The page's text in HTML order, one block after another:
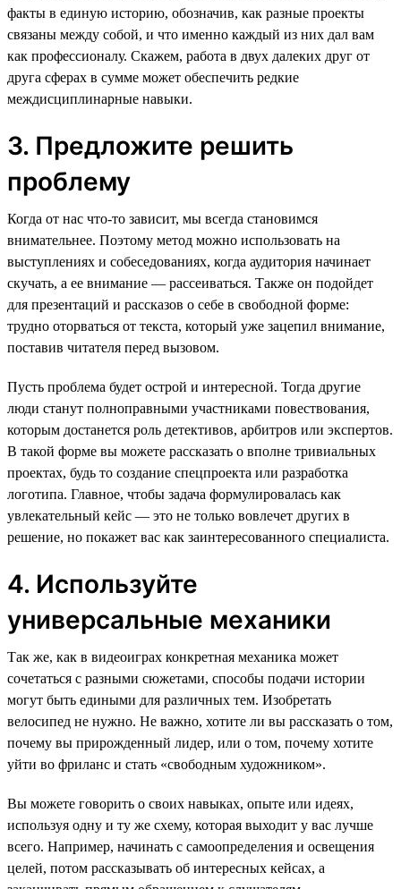
факты в единую историю, обозначив, как разные проекты
связаны между собой, и что именно каждый из них дал вам
как профессионалу. Скажем, работа в двух далеких друг от
друга сферах в сумме может обеспечить редкие
междисциплинарные навыки.
3. Предложите решить
проблему
Когда от нас что-то зависит, мы всегда становимся
внимательнее. Поэтому метод можно использовать на
выступлениях и собеседованиях, когда аудитория начинает
скучать, а ее внимание — рассеиваться. Также он подойдет
для презентаций и рассказов о себе в свободной форме:
трудно оторваться от текста, который уже зацепил внимание,
поставив читателя перед вызовом.
Пусть проблема будет острой и интересной. Тогда другие
люди станут полноправными участниками повествования,
которым достанется роль детективов, арбитров или экспертов.
В такой форме вы можете рассказать о вполне тривиальных
проектах, будь то создание спецпроекта или разработка
логотипа. Главное, чтобы задача формулировалась как
увлекательный кейс — это не только вовлечет других в
решение, но покажет вас как заинтересованного специалиста.
4. Используйте
универсальные механики
Так же, как в видеоиграх конкретная механика может
сочетаться с разными сюжетами, способы подачи истории
могут быть едиными для различных тем. Изобретать
велосипед не нужно. Не важно, хотите ли вы рассказать о том,
почему вы прирожденный лидер, или о том, почему хотите
уйти во фриланс и стать «свободным художником».
Вы можете говорить о своих навыках, опыте или идеях,
используя одну и ту же схему, которая выходит у вас лучше
всего. Например, начинать с самоопределения и освещения
целей, потом рассказывать об интересных кейсах, а